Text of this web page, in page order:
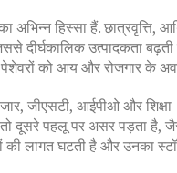
अभिन्न हिस्सा हैं.छात्रवृत्ति,
दीर्घकालिक उत्पादकता
को आय और रोजगार के
जीएसटी, आईपीओ और
दूसरे पहलू पर असर पड़ता है,
लागत घटती है और उनका